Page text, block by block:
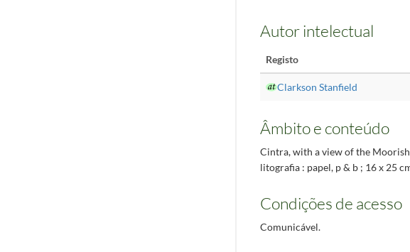
Autor intelectual
Registo
Clarkson Stanfield
Âmbito e conteúdo
Cintra, with a view of the Moorish
litografia : papel, p & b ; 16 x 25
Condições de acesso
Comunicável.